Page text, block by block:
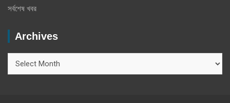
সর্বশেষ খবর
Archives